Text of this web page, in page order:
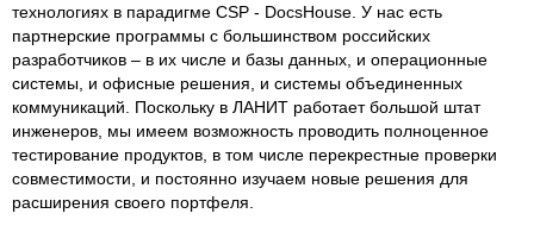
технологиях в парадигме CSP - DocsHouse. У нас есть
партнерские программы с большинством российских
разработчиков – в их числе и базы данных, и операционные
системы, и офисные решения, и системы объединенных
коммуникаций. Поскольку в ЛАНИТ работает большой штат
инженеров, мы имеем возможность проводить полноценное
тестирование продуктов, в том числе перекрестные проверки
совместимости, и постоянно изучаем новые решения для
расширения своего портфеля.